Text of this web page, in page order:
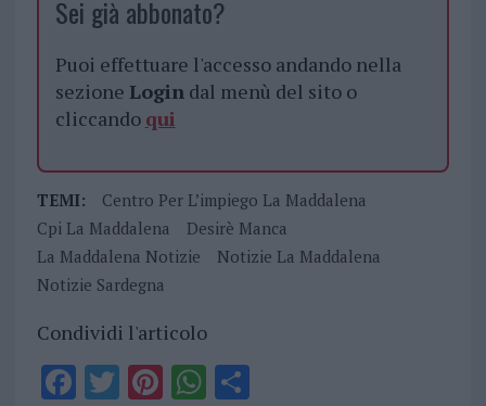
Sei già abbonato?
Puoi effettuare l'accesso andando nella
sezione Logindal menù del sito o
cliccando qui
TEMI:
Centro Per L’impiego La Maddalena
Cpi La Maddalena
Desirè Manca
La Maddalena Notizie
Notizie La Maddalena
Notizie Sardegna
Condividi l'articolo
F T PiWS